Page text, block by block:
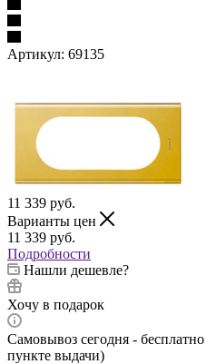
Артикул: 69135
11 339 руб.
Варианты цен
11 339 руб.
Подробности
Нашли дешевле?
Хочу в подарок
Самовывоз сегодня -
пункте выдачи)